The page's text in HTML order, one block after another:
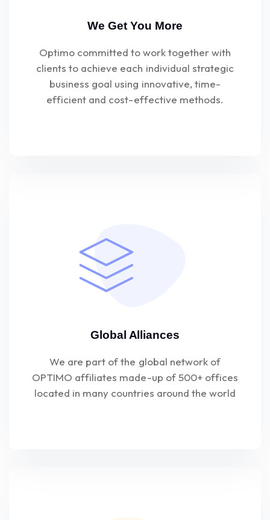
We Get You More
Optimo committed to work together with
clients to achieve each individual strategic
business goal using innovative, time-
efficient and cost-effective methods.
Global Alliances
We are part of the global network of
OPTIMO affiliates made-up of 500+ offices
located in many countries around the world